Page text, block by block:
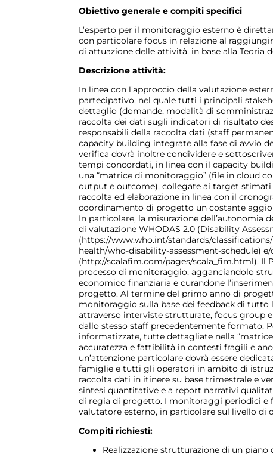
Obiettivo generale e compiti specifici
L’esperto per il monitoraggio esterno è
con particolare focus in relazione al
di attuazione delle attività, in base alla Teoria
Descrizione attività:
In linea con l’approccio della valutazione
partecipativo, nel quale tutti i principali
dettaglio (domande, modalità di
raccolta dei dati sugli indicatori di risultato
responsabili della raccolta dati (staff
capacity building integrate alla fase di avvio
verifica dovrà inoltre condividere e
tempi concordati, in linea con il capacity
una “matrice di monitoraggio” (file in cloud
output e outcome), collegate ai target
raccolta ed elaborazione in linea con il
coordinamento di progetto un costante
In particolare, la misurazione dell’autonomia
di valutazione WHODAS 2.0 (Disability
(https://www.who.int/standards/
health/who-disability-assessment-schedule)
(http://scalafim.com/pages/scala_fim.html). Il
processo di monitoraggio, agganciandolo
economico finanziaria e curandone
progetto. Al termine del primo anno di
monitoraggio sulla base dei feedback di
attraverso interviste strutturate, focus group
dallo stesso staff precedentemente formato.
informatizzate, tutte dettagliate nella
accuratezza e fattibilità in contesti fragili e
un’attenzione particolare dovrà essere
famiglie e tutti gli operatori in ambito di
raccolta dati in itinere su base trimestrale e
sintesi quantitative e a report narrativi
di regia di progetto. I monitoraggi periodici e
valutatore esterno, in particolare sul livello di
Compiti richiesti:
Realizzazione strutturazione di un